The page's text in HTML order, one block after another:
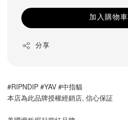
加入購物車
分享
#RIPNDIP #YAV #中指貓
本店為此品牌授權經銷店, 信心保証